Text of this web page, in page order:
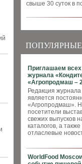
свыше 30 суток в
ПОПУЛЯРНЫЕ
Приглашаем всех
журнала
«Агропродмаш –
Редакция
является
«Агропродмаш».
посетители
свежих выпусков
каталогов, а
отласлевые
WorldFood